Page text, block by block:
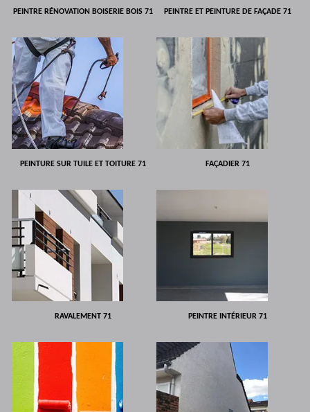
PEINTRE RÉNOVATION BOISERIE BOIS 71 PEINTRE ET PEINTURE DE FAÇADE 71
PEINTURE SUR TUILE ET TOITURE 71 FAÇADIER 71
RAVALEMENT 71 PEINTRE INTÉRIEUR 71